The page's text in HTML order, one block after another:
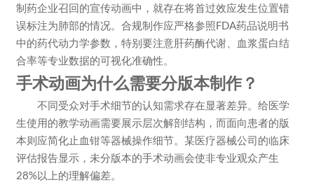
制药企业召回的宣传动画中，就存在将首过效应发生位置错
误标注为肺部的情况。合规制作应严格参照FDA药品说明书
中的药代动力学参数，特别要注意肝药酶代谢、血浆蛋白结
合率等专业数据的可视化准确性。
手术动画为什么需要分版本制作？
不同受众对手术细节的认知需求存在显著差异。给医学
生使用的教学动画需要展示层次解剖结构，而面向患者的版
本则应简化止血钳等器械操作细节。某医疗器械公司的临床
评估报告显示，未分版本的手术动画会使非专业观众产生
28%以上的理解偏差。